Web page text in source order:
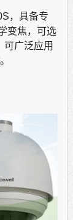
，具备专
变焦，可选
可广泛应用